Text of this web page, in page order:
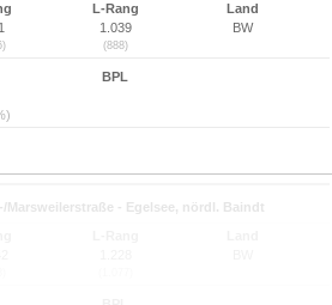
L-Rang
1.039
(888)
Land
BW
BPL
Marsweilerstraße - Egelsee, nördl. Baindt